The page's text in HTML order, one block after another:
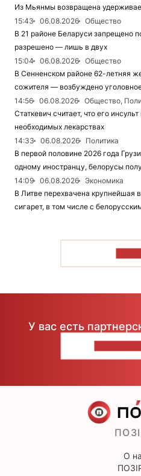
Из Мьянмы возвращена
15:43
06.08.2026
Общество
В 21 районе Беларуси запрещено
разрешено — лишь в двух
15:04
06.08.2026
Общество
В Сенненском районе 62-летняя
сожителя — возбуждено
14:56
06.08.2026
Общество,
Статкевич считает, что его
необходимых лекарствах
14:33
06.08.2026
Политика
В первой половине 2026 года
одному иностранцу, белорусы
14:09
06.08.2026
Экономика
В Литве перехвачена крупнейшая
сигарет, в том числе с
У вас есть
О